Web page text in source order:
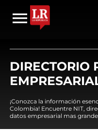
DIRECTORIO
¡Conozca la información
Colombia! Encuentre NIT,
datos empresarial mas